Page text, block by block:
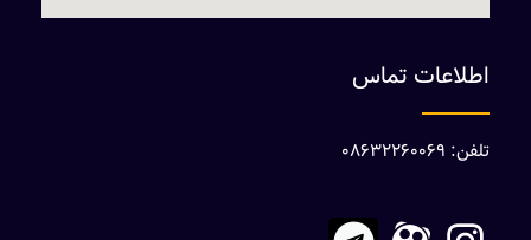
اطلاعات تماس
تلفن: 08632260069